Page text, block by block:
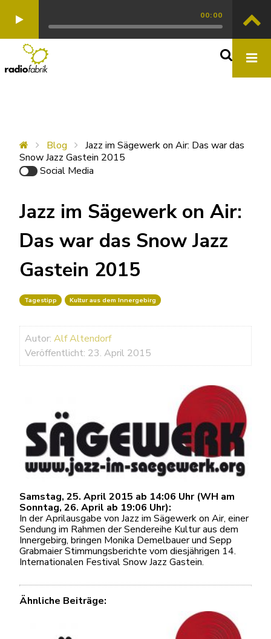
00:00
Blog
Jazz im Sägewerk on Air: Das war das
Snow Jazz Gastein 2015
Social Media
Jazz im Sägewerk on Air:
Das war das Snow Jazz
Gastein 2015
Tagestipp Kultur aus dem Innergebirg
Autor: Alf Altendorf
Veröffentlicht: 23. April 2015
Samstag, 25. April 2015 ab 14:06 Uhr (WH am
Sonntag, 26. April ab 19:06 Uhr):
In der Aprilausgabe von Jazz im Sägewerk on Air, einer
Sendung im Rahmen der Sendereihe Kultur aus dem
Innergebirg, bringen Monika Demelbauer und Sepp
Grabmaier Stimmungsberichte vom diesjährigen 14.
Internationalen Festival Snow Jazz Gastein.
Ähnliche Beiträge: